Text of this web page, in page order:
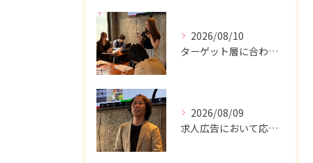
2026/08/10
ターゲット層に合わせた言葉遣いや表現も重要です。
2026/08/09
求人広告において応募者の質を大きく左右するのは、求人内容の充...